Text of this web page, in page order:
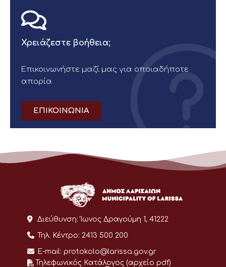
Χρειάζεστε βοήθεια;
Επικοινωνήστε μαζί μας για οποιαδήποτε
απορία
ΕΠΙΚΟΙΝΩΝΙΑ
Διεύθυνση: Ίωνος Δραγούμη 1, 41222
Τηλ. Κέντρο: 2413 500 200
E-mail: protokolo@larissa.gov.gr
Τηλεφωνικός Κατάλογος (αρχείο pdf)